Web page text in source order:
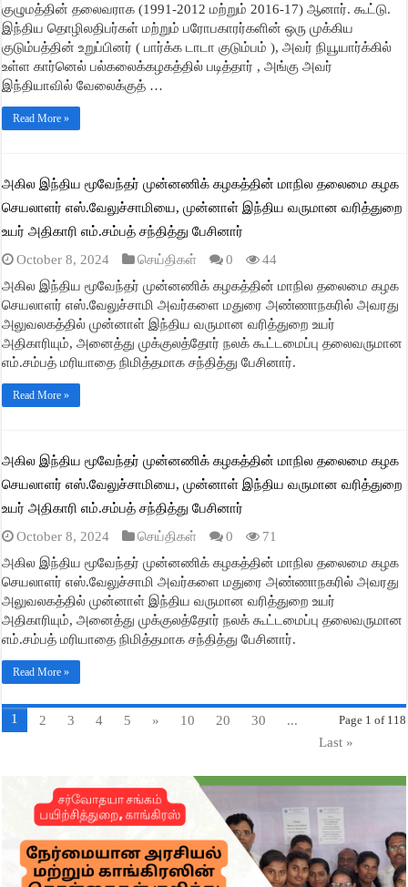
குழுமத்தின் தலைவராக (1991-2012 மற்றும் 2016-17) ஆனார். கூட்டு.
இந்திய தொழிலதிபர்கள் மற்றும் பரோபகாரர்களின் ஒரு முக்கிய
குடும்பத்தின் உறுப்பினர் ( பார்க்க டாடா குடும்பம் ), அவர் நியூயார்க்கில்
உள்ள கார்னெல் பல்கலைக்கழகத்தில் படித்தார் , அங்கு அவர்
இந்தியாவில் வேலைக்குத் …
Read More »
அகில இந்திய மூவேந்தர் முன்னணிக் கழகத்தின் மாநில தலைமை கழக
செயலாளர் எஸ்.வேலுச்சாமியை, முன்னாள் இந்திய வருமான வரித்துறை
உயர் அதிகாரி எம்.சம்பத் சந்தித்து பேசினார்
October 8, 2024
செய்திகள் 0
44
அகில இந்திய மூவேந்தர் முன்னணிக் கழகத்தின் மாநில தலைமை கழக
செயலாளர் எஸ்.வேலுச்சாமி அவர்களை மதுரை அண்ணாநகரில் அவரது
அலுவலகத்தில் முன்னாள் இந்திய வருமான வரித்துறை உயர்
அதிகாரியும், அனைத்து முக்குலத்தோர் நலக் கூட்டமைப்பு தலைவருமான
எம்.சம்பத் மரியாதை நிமித்தமாக சந்தித்து பேசினார்.
Read More »
அகில இந்திய மூவேந்தர் முன்னணிக் கழகத்தின் மாநில தலைமை கழக
செயலாளர் எஸ்.வேலுச்சாமியை, முன்னாள் இந்திய வருமான வரித்துறை
உயர் அதிகாரி எம்.சம்பத் சந்தித்து பேசினார்
October 8, 2024
செய்திகள் 0
71
அகில இந்திய மூவேந்தர் முன்னணிக் கழகத்தின் மாநில தலைமை கழக
செயலாளர் எஸ்.வேலுச்சாமி அவர்களை மதுரை அண்ணாநகரில் அவரது
அலுவலகத்தில் முன்னாள் இந்திய வருமான வரித்துறை உயர்
அதிகாரியும், அனைத்து முக்குலத்தோர் நலக் கூட்டமைப்பு தலைவருமான
எம்.சம்பத் மரியாதை நிமித்தமாக சந்தித்து பேசினார்.
Read More »
Page 1 of 118
1 2 3 4 5 » 10 20 30
...
Last »